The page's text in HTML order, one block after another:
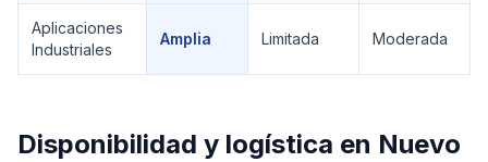
Aplicaciones
Industriales
Amplia Limitada Moderada
Disponibilidad y logística en Nuevo